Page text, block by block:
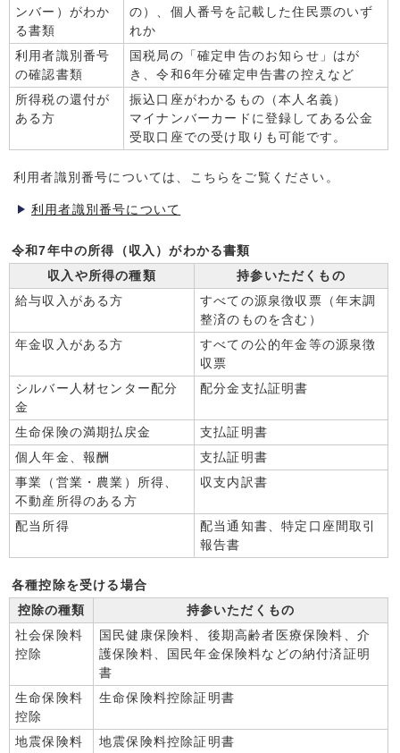
ンバー）がわか
る書類
の）、個人番号を記載した住民票のいず
れか
利用者識別番号
の確認書類
国税局の「確定申告のお知らせ」はが
き、令和6年分確定申告書の控えなど
所得税の還付が
ある方
振込口座がわかるもの（本人名義）
マイナンバーカードに登録してある公金
受取口座での受け取りも可能です。
利用者識別番号については、こちらをご覧ください。
利用者識別番号について
令和7年中の所得（収入）がわかる書類
収入や所得の種類
持参いただくもの
給与収入がある方
すべての源泉徴収票（年末調
整済のものを含む）
年金収入がある方
すべての公的年金等の源泉徴
収票
シルバー人材センター配分
金
配分金支払証明書
生命保険の満期払戻金
支払証明書
個人年金、報酬
支払証明書
事業（営業・農業）所得、
不動産所得のある方
収支内訳書
配当所得
配当通知書、特定口座間取引
報告書
各種控除を受ける場合
控除の種類
持参いただくもの
社会保険料
控除
国民健康保険料、後期高齢者医療保険料、介
護保険料、国民年金保険料などの納付済証明
書
生命保険料
控除
生命保険料控除証明書
地震保険料
地震保険料控除証明書